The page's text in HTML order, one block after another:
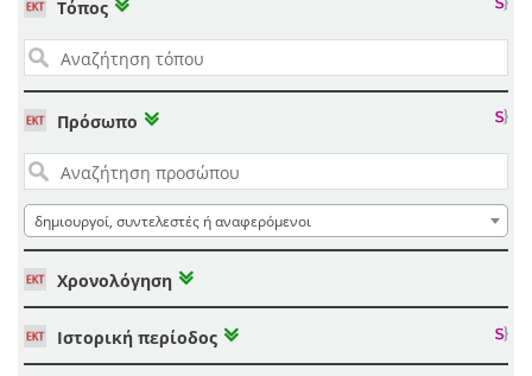
Τόπος
Πρόσωπο
δημιουργοί, συντελεστές ή αναφερόμενοι
Χρονολόγηση
Ιστορική περίοδος